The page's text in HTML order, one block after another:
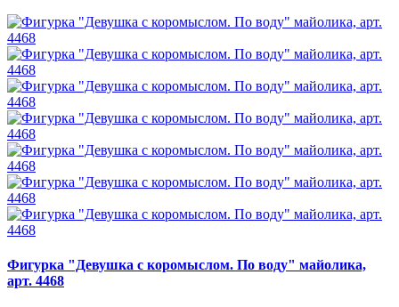
Фигурка "Девушка с коромыслом. По воду" майолика,
арт. 4468